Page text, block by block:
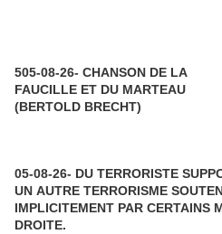
505-08-26- CHANSON DE LA
FAUCILLE ET DU MARTEAU
(BERTOLD BRECHT)
05-08-26- DU TERRORISTE
UN AUTRE TERRORISME
IMPLICITEMENT PAR CERTAINS MEDIAS D'EXTRÊME
DROITE.